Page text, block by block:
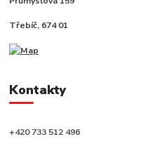
Třebíč, 674 01
Kontakty
+420 733 512 496